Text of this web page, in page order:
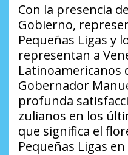
Con la presencia
Gobierno,
Pequeñas Ligas y
representan a
Latinoamericanos
Gobernador
profunda
zulianos en los
que significa el
Pequeñas Ligas